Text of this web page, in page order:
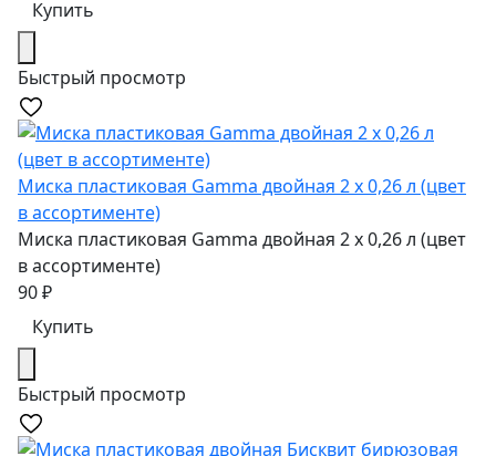
Купить
Быстрый просмотр
Миска пластиковая Gamma двойная 2 х 0,26 л (цвет
в ассортименте)
Миска пластиковая Gamma двойная 2 х 0,26 л (цвет
в ассортименте)
90₽
Купить
Быстрый просмотр